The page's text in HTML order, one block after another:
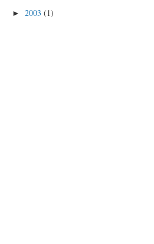
► 2003 (1)